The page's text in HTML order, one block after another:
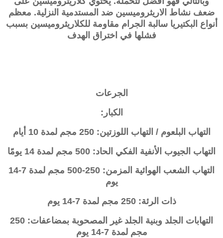
ضعف نشاط الاريثروميسين ضد المستدمية النزلية. معظم
أنواع البكتيريا سالبة الجرام مقاومة للكلاريثروميسين بسبب
فشلها في اختراق الهدف
الجرعات
الكبار:
التهاب البلعوم / التهاب اللوزتين: 250 مجم لمدة 10 أيام
التهاب الجيوب الأنفية الفكي الحاد: 500 مجم لمدة 14 يومًا
التهاب الشعب الهوائية المزمن: 250-500 مجم لمدة 7-14
يوم
ذات الرئة: 250 مجم لمدة 7-14 يوم
التهابات الجلد وبنية الجلد غير المصحوبة بمضاعفات: 250
مجم لمدة 7-14 يوم